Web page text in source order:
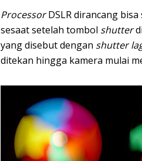
ProcessorDSLR dirancang
sesaat setelah tombol shutter
yang disebut dengan shutter
ditekan hingga kamera mulai